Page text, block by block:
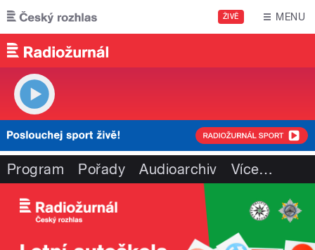
Přejít k hlavnímu obsahu
ŽIVĚ MENU
Program Pořady Audioarchiv Více…